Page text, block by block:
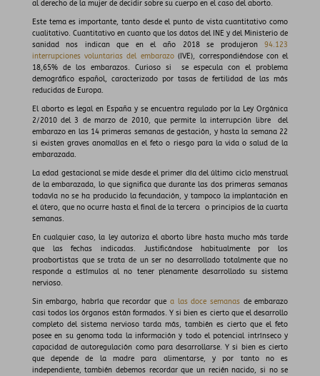
al derecho de la mujer de decidir sobre su cuerpo en el caso del aborto.
Este tema es importante, tanto desde el punto de vista cuantitativo como
cualitativo. Cuantitativo en cuanto que los datos del INE y del Ministerio de
sanidad nos indican que en el año 2018 se produjeron94.123
interrupciones voluntarias del embarazo(IVE), correspondiéndose con el
18,65% de los embarazos. Curioso si se especula con el problema
demográfico español, caracterizado por tasas de fertilidad de las más
reducidas de Europa.
El aborto es legal en España y se encuentra regulado por la Ley Orgánica
2/2010 del 3 de marzo de 2010, que permite la interrupción libre del
embarazo en las 14 primeras semanas de gestación, y hasta la semana 22
si existen graves anomalías en el feto o riesgo para la vida o salud de la
embarazada.
La edad gestacional se mide desde el primer día del último ciclo menstrual
de la embarazada, lo que significa que durante las dos primeras semanas
todavía no se ha producido la fecundación, y tampoco la implantación en
el útero, que no ocurre hasta el final de la tercera o principios de la cuarta
semanas.
En cualquier caso, la ley autoriza el aborto libre hasta mucho más tarde
que las fechas indicadas. Justificándose habitualmente por los
proabortistas que se trata de un ser no desarrollado totalmente que no
responde a estímulos al no tener plenamente desarrollado su sistema
nervioso.
Sin embargo, habría que recordar que a las doce semanasde embarazo
casi todos los órganos están formados. Y si bien es cierto que el desarrollo
completo del sistema nervioso tarda más, también es cierto que el feto
posee en su genoma toda la información y todo el potencial intrínseco y
capacidad de autoregulación como para desarrollarse. Y si bien es cierto
que depende de la madre para alimentarse, y por tanto no es
independiente, también debemos recordar que un recién nacido, si no se